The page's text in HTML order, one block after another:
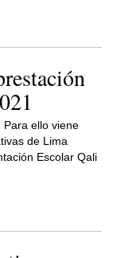
Para ello viene
de Lima
Escolar Qali